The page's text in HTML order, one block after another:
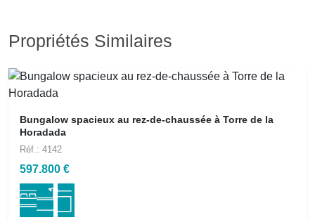
Propriétés Similaires
Bungalow spacieux au rez-de-chaussée à Torre de la
Horadada
Réf.: 4142
597.800 €